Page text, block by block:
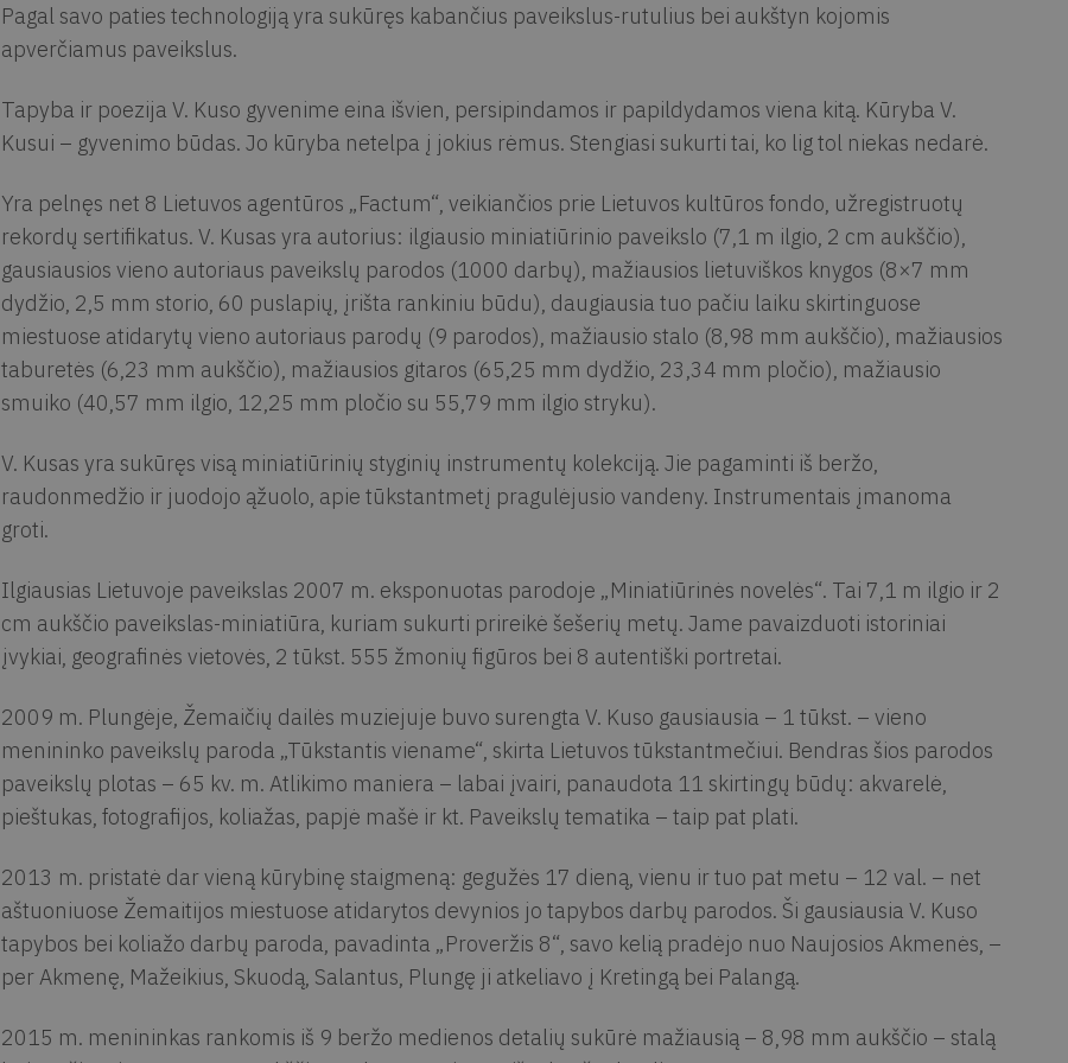
Pagal savo paties technologiją yra sukūręs kabančius paveikslus-rutulius bei aukštyn kojomis
apverčiamus paveikslus.
Tapyba ir poezija V. Kuso gyvenime eina išvien, persipindamos ir papildydamos viena kitą. Kūryba V.
Kusui – gyvenimo būdas. Jo kūryba netelpa į jokius rėmus. Stengiasi sukurti tai, ko lig tol niekas nedarė.
Yra pelnęs net 8 Lietuvos agentūros „Factum“, veikiančios prie Lietuvos kultūros fondo, užregistruotų
rekordų sertifikatus. V. Kusas yra autorius: ilgiausio miniatiūrinio paveikslo (7,1 m ilgio, 2 cm aukščio),
gausiausios vieno autoriaus paveikslų parodos (1000 darbų), mažiausios lietuviškos knygos (8×7 mm
dydžio, 2,5 mm storio, 60 puslapių, įrišta rankiniu būdu), daugiausia tuo pačiu laiku skirtinguose
miestuose atidarytų vieno autoriaus parodų (9 parodos), mažiausio stalo (8,98 mm aukščio), mažiausios
taburetės (6,23 mm aukščio), mažiausios gitaros (65,25 mm dydžio, 23,34 mm pločio), mažiausio
smuiko (40,57 mm ilgio, 12,25 mm pločio su 55,79 mm ilgio stryku).
V. Kusas yra sukūręs visą miniatiūrinių styginių instrumentų kolekciją. Jie pagaminti iš beržo,
raudonmedžio ir juodojo ąžuolo, apie tūkstantmetį pragulėjusio vandeny. Instrumentais įmanoma
groti.
Ilgiausias Lietuvoje paveikslas 2007 m. eksponuotas parodoje „Miniatiūrinės novelės“. Tai 7,1 m ilgio ir 2
cm aukščio paveikslas-miniatiūra, kuriam sukurti prireikė šešerių metų. Jame pavaizduoti istoriniai
įvykiai, geografinės vietovės, 2 tūkst. 555 žmonių figūros bei 8 autentiški portretai.
2009 m. Plungėje, Žemaičių dailės muziejuje buvo surengta V. Kuso gausiausia – 1 tūkst. – vieno
menininko paveikslų paroda „Tūkstantis viename“, skirta Lietuvos tūkstantmečiui. Bendras šios parodos
paveikslų plotas – 65 kv. m. Atlikimo maniera – labai įvairi, panaudota 11 skirtingų būdų: akvarelė,
pieštukas, fotografijos, koliažas, papjė mašė ir kt. Paveikslų tematika – taip pat plati.
2013 m. pristatė dar vieną kūrybinę staigmeną: gegužės 17 dieną, vienu ir tuo pat metu – 12 val. – net
aštuoniuose Žemaitijos miestuose atidarytos devynios jo tapybos darbų parodos. Ši gausiausia V. Kuso
tapybos bei koliažo darbų paroda, pavadinta „Proveržis 8“, savo kelią pradėjo nuo Naujosios Akmenės, –
per Akmenę, Mažeikius, Skuodą, Salantus, Plungę ji atkeliavo į Kretingą bei Palangą.
2015 m. menininkas rankomis iš 9 beržo medienos detalių sukūrė mažiausią – 8,98 mm aukščio – stalą